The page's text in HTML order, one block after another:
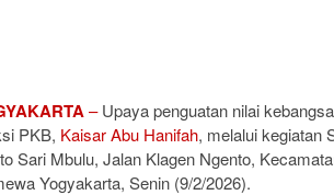
–Upaya penguatan nilai
PKB, Kaisar Abu Hanifah, melalui kegiatan
Sari Mbulu, Jalan Klagen Ngento,
Yogyakarta, Senin (9/2/2026).